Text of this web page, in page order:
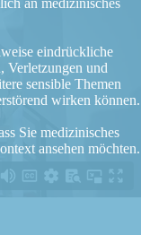
an medizinisches
eindrückliche
Verletzungen und
sensible Themen
wirken können.
Sie medizinisches
ansehen möchten.